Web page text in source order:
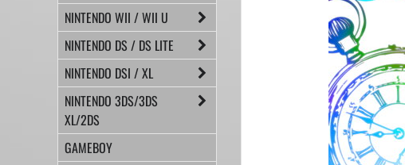
NINTENDO WII / WII U
NINTENDO DS / DS LITE
NINTENDO DSI / XL
NINTENDO 3DS/3DS
XL/2DS
GAMEBOY